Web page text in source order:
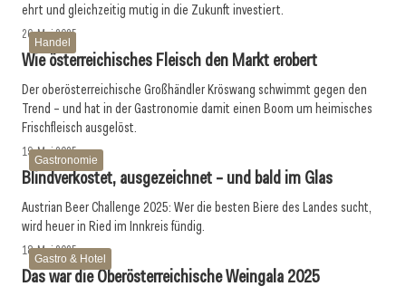
ehrt und gleichzeitig mutig in die Zukunft investiert.
Handel
26. Mai 2025
Wie österreichisches Fleisch den Markt erobert
Der oberösterreichische Großhändler Kröswang schwimmt gegen den
Trend – und hat in der Gastronomie damit einen Boom um heimisches
Frischfleisch ausgelöst.
Gastronomie
19. Mai 2025
Blindverkostet, ausgezeichnet – und bald im Glas
Austrian Beer Challenge 2025: Wer die besten Biere des Landes sucht,
wird heuer in Ried im Innkreis fündig.
Gastro & Hotel
18. Mai 2025
Das war die Oberösterreichische Weingala 2025